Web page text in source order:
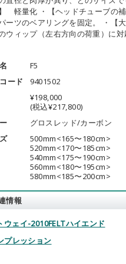
軽量化 ・【ヘッドチューブの
ーツのベアリングを固定。 ・【
ウィップ（左右方向の荷重）に対
F5
ード
9401502
¥198,000
(税込¥217,800)
グロスレッド/カーボン
500mm<165〜180cm>
520mm<170〜185cm>
540mm<175〜190cm>
560mm<180〜195cm>
580mm<185〜200cm>
情報
ウェイ-2010FELTハイエンド
プレッション